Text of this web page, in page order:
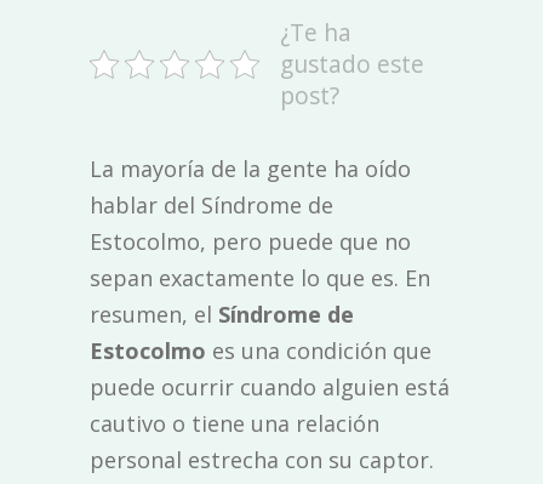
¿Te ha
gustado este
post?
La mayoría de la gente ha oído
hablar del Síndrome de
Estocolmo, pero puede que no
sepan exactamente lo que es. En
resumen, el Síndrome de
Estocolmo es una condición que
puede ocurrir cuando alguien está
cautivo o tiene una relación
personal estrecha con su captor.